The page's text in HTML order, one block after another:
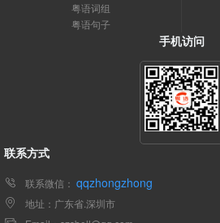
粤语词组
粤语句子
手机访问
联系方式
联系微信： qqzhongzhong
地址：广东省.深圳市